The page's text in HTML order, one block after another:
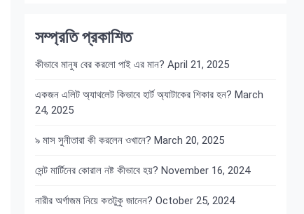
সম্প্রতি প্রকাশিত
কীভাবে মানুষ বের করলো পাই এর মান? April 21, 2025
একজন এলিট অ্যাথলেট কিভাবে হার্ট অ্যাটাকের শিকার হন? March
24, 2025
৯ মাস সুনীতারা কী করলেন ওখানে? March 20, 2025
সেন্ট মার্টিনের কোরাল নষ্ট কীভাবে হয়? November 16, 2024
নারীর অর্গাজম নিয়ে কতটুকু জানেন? October 25, 2024